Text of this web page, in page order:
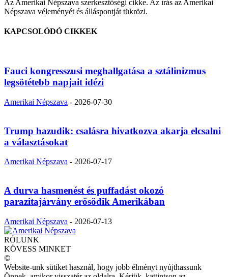
Az Amerikai Népszava szerkesztőségi cikke. Az írás az Amerikai
Népszava véleményét és álláspontját tükrözi.
KAPCSOLÓDÓ CIKKEK
Fauci kongresszusi meghallgatása a sztálinizmus
legsötétebb napjait idézi
Amerikai Népszava - 2026-07-30
Trump hazudik: csalásra hivatkozva akarja elcsalni
a választásokat
Amerikai Népszava - 2026-07-17
A durva hasmenést és puffadást okozó
parazitajárvány erősödik Amerikában
Amerikai Népszava - 2026-07-13
RÓLUNK
KÖVESS MINKET
©
Website-unk sütiket használ, hogy jobb élményt nyújthassunk